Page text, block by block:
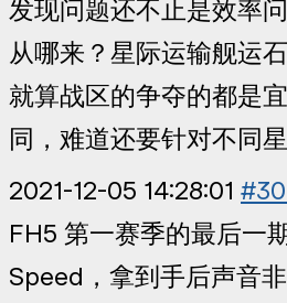
发现问题还不止是效率
从哪来？星际运输舰运
就算战区的争夺的都是
同，难道还要针对不同
2021-12-05 14:28:01
FH5 第一赛季的最后一
Speed，拿到手后声音